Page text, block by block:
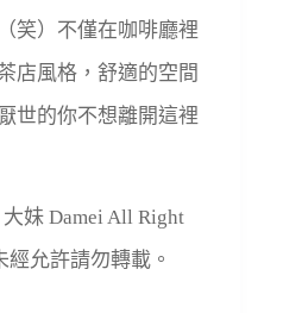
笑）不僅在咖啡廳裡
店風格，舒適的空間
世的你不想離開這裡
妹 Damei All Right
經允許請勿轉載。